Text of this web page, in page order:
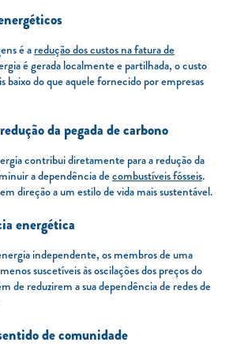
é aredução dos custos na fatura de
é gerada localmente e partilhada, o custo
baixo do que aquele fornecido por empresas
da pegada de carbono
contribui diretamente para a redução da
a dependência decombustíveis fósseis.
direção a um estilo de vida mais sustentável.
energética
independente, os membros de uma
suscetíveis às oscilações dos preços do
de reduzirem a sua dependência de redes de
de comunidade